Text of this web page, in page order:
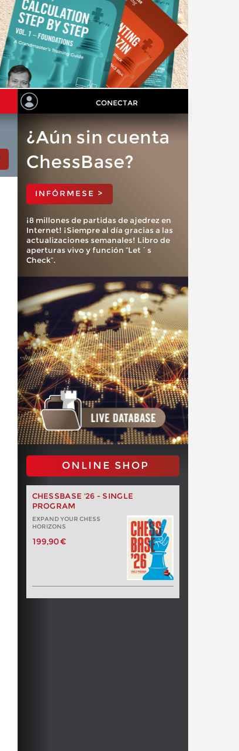
CONECTAR
¿Aún sin cuenta
ChessBase?
INFÓRMESE >
¡8 millones de partidas de ajedrez en
Internet! ¡Siempre al día gracias a las
actualizaciones semanales! Libro de
aperturas vivo y función “Let´s
Check”.
ONLINE SHOP
CHESSBASE '26 - SINGLE
PROGRAM
EXPAND YOUR CHESS
HORIZONS
199,90 €